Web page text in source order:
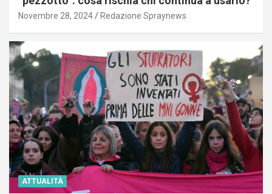
Novembre 28, 2024 Redazione Spraynews
ATTUALITÀ